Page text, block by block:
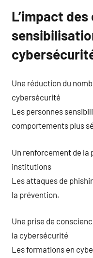
L’impact
Une réduction du
cybersécurité
Les personnes
comportements plus
Un renforcement de
institutions
Les attaques de
la prévention.
Une prise de
la cybersécurité
Les formations en